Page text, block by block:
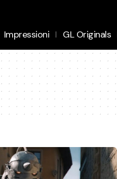
Impressioni GL Originals